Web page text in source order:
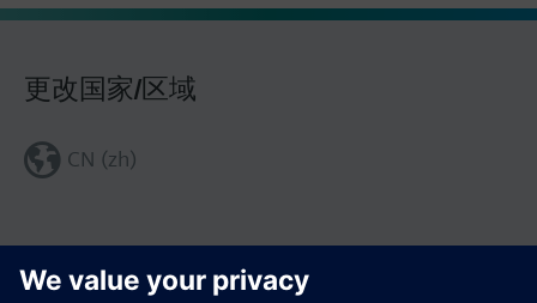
更改国家/区域
CN (zh)